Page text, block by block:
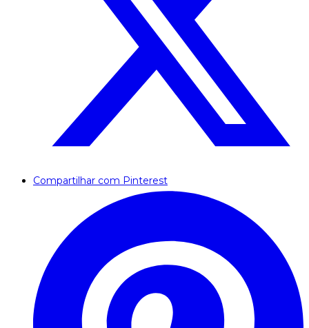
Compartilhar com Pinterest